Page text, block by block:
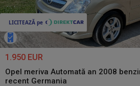
1.950 EUR
Opel meriva Automată an 2008
recent Germania